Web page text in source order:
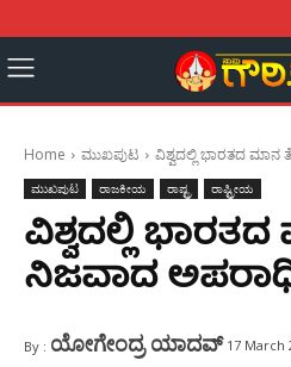
Home ಮುಖಪುಟ ವಿಶ್ವದಲ್ಲಿ ಭಾರತದ
ಮುಖಪುಟ ರಾಜಕೀಯ ರಾಷ್ಟ್ರ ರಾಷ್ಟ್ರೀಯ
ವಿಶ್ವದಲ್ಲಿ
ನಿಜವಾದ
By : ಯೋಗೇಂದ್ರ ಯಾದವ್ 17 March